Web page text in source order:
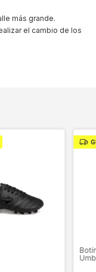
más grande.
el cambio de los